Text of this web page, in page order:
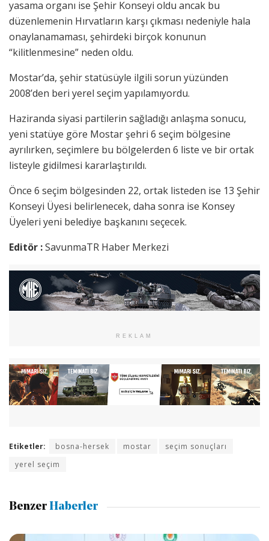
yasama organı ise Şehir Konseyi oldu ancak bu
düzenlemenin Hırvatların karşı çıkması nedeniyle hala
onaylanamaması, şehirdeki birçok konunun
“kilitlenmesine” neden oldu.
Mostar’da, şehir statüsüyle ilgili sorun yüzünden
2008’den beri yerel seçim yapılamıyordu.
Haziranda siyasi partilerin sağladığı anlaşma sonucu,
yeni statüye göre Mostar şehri 6 seçim bölgesine
ayrılırken, seçimlere bu bölgelerden 6 liste ve bir ortak
listeyle gidilmesi kararlaştırıldı.
Önce 6 seçim bölgesinden 22, ortak listeden ise 13 Şehir
Konseyi Üyesi belirlenecek, daha sonra ise Konsey
Üyeleri yeni belediye başkanını seçecek.
Editör :SavunmaTR Haber Merkezi
REKLAM
Etiketler: bosna-hersek mostar
seçim sonuçları
yerel seçim
Benzer Haberler